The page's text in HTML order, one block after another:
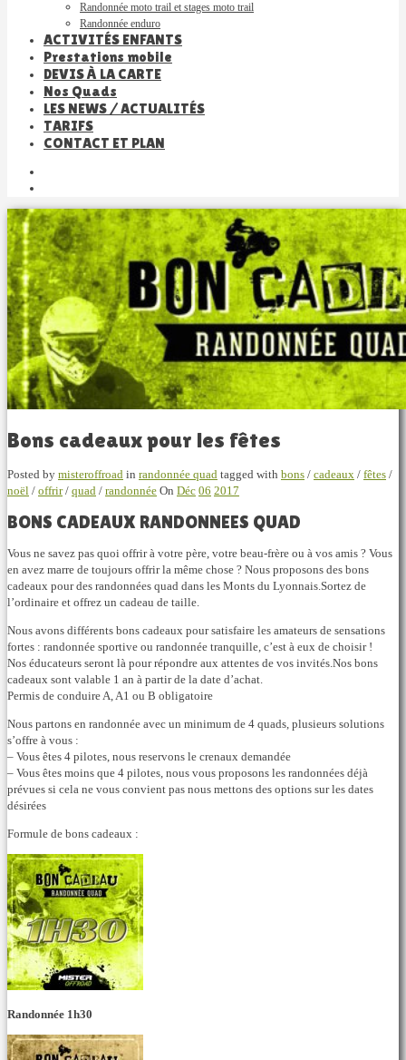
Randonnée moto trail et stages moto trail
Randonnée enduro
ACTIVITÉS ENFANTS
Prestations mobile
DEVIS À LA CARTE
Nos Quads
LES NEWS / ACTUALITÉS
TARIFS
CONTACT ET PLAN
Bons cadeaux pour les fêtes
Posted by misteroffroad in randonnée quad tagged with bons / cadeaux / fêtes /
noël / offrir/ quad / randonnée On Déc 06 2017
BONS CADEAUX RANDONNEES QUAD
Vous ne savez pas quoi offrir à votre père, votre beau-frère ou à vos amis ? Vous
en avez marre de toujours offrir la même chose ? Nous proposons des bons
cadeaux pour des randonnées quad dans les Monts du Lyonnais.Sortez de
l’ordinaire et offrez un cadeau de taille.
Nous avons différents bons cadeaux pour satisfaire les amateurs de sensations
fortes : randonnée sportive ou randonnée tranquille, c’est à eux de choisir !
Nos éducateurs seront là pour répondre aux attentes de vos invités.Nos bons
cadeaux sont valable 1 an à partir de la date d’achat.
Permis de conduire A, A1 ou B obligatoire
Nous partons en randonnée avec un minimum de 4 quads, plusieurs solutions
s’offre à vous :
– Vous êtes 4 pilotes, nous reservons le crenaux demandée
– Vous êtes moins que 4 pilotes, nous vous proposons les randonnées déjà
prévues si cela ne vous convient pas nous mettons des options sur les dates
désirées
Formule de bons cadeaux :
Randonnée 1h30